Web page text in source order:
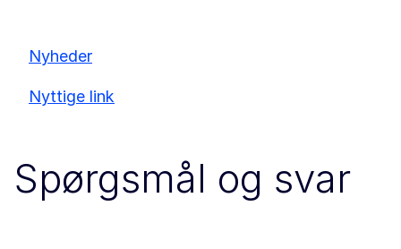
Nyheder
Nyttige link
Spørgsmål og svar